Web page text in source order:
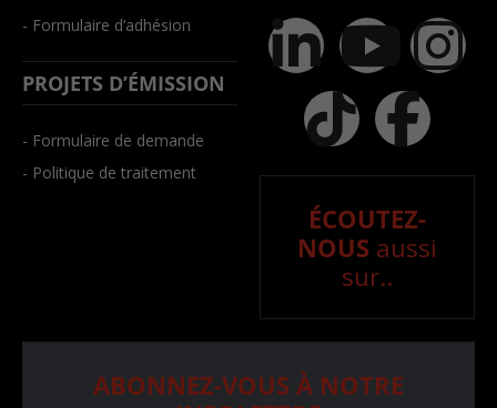
- Formulaire d’adhésion
PROJETS D’ÉMISSION
- Formulaire de demande
- Politique de traitement
ÉCOUTEZ-
NOUS aussi
sur..
ABONNEZ-VOUS À NOTRE